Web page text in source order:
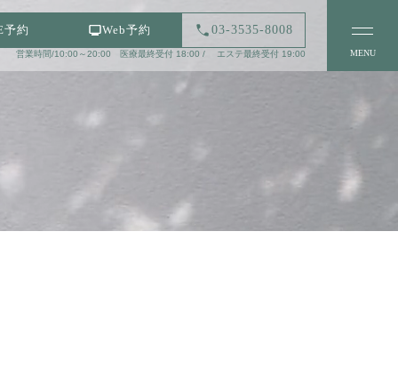
予約 Web予約 03-3535-8008
営業時間/10:00～20:00 医療最終受付 18:00 / エステ最終受付 19:00 MENU